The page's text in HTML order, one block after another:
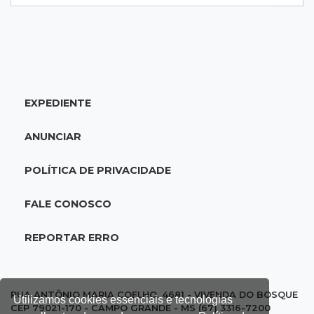
Utilizamos cookies essenciais e tecnologias
20:06Balcão de empregos
abertas em 114 funções
19:47Festival do Sobá
Em visita à Feira Central, Riedel volta a
futuro do jogo do bicho no País
EXPEDIENTE
ANUNCIAR
POLÍTICA DE PRIVACIDADE
FALE CONOSCO
REPORTAR ERRO
RUA ANTÔNIO MARIA COELHO, 4681 - VIVENDA DO BOSQUE
CEP 79021-170 - CAMPO GRANDE - MS (67) 3316-7200